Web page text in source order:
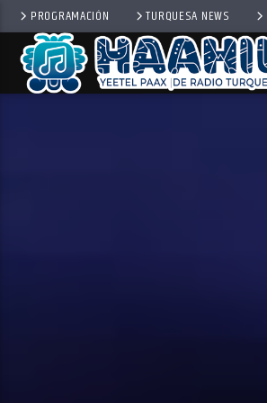
PROGRAMACIÓN TURQUESA NEWS